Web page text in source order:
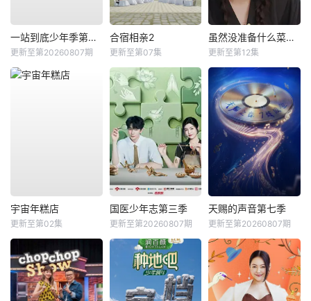
一站到底少年季第二季
更新至第20260807期
合宿相亲2
更新至第07集
虽然没准备什么菜第四季
更新至第12集
宇宙年糕店
更新至第02集
国医少年志第三季
更新至第20260807期
天赐的声音第七季
更新至第20260807期